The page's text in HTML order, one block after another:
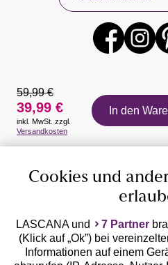
Auszeichnungen
Geprüfte Sicherheit
59,99 €
39,99 €
inkl. MwSt. zzgl.
Versandkosten
In den
Cookies und
LASCANA und 7 Partner
(Klick auf „Ok”) bei
Informationen auf einem